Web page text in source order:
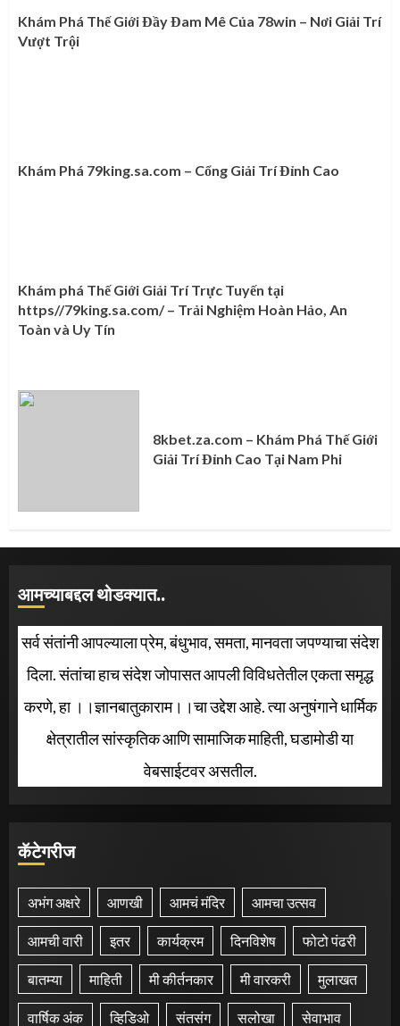
Khám Phá Thế Giới Đầy Đam Mê Của 78win – Nơi Giải Trí
Vượt Trội
Khám Phá 79king.sa.com – Cổng Giải Trí Đỉnh Cao
Khám phá Thế Giới Giải Trí Trực Tuyến tại
https//79king.sa.com/ – Trải Nghiệm Hoàn Hảo, An
Toàn và Uy Tín
8kbet.za.com – Khám Phá Thế Giới
Giải Trí Đỉnh Cao Tại Nam Phi
आमच्याबद्दल थोडक्यात..
सर्व संतांनी आपल्याला प्रेम, बंधुभाव, समता, मानवता जपण्याचा संदेश
दिला. संतांचा हाच संदेश जोपासत आपली विविधतेतील एकता समृद्ध
करणे, हा ।।ज्ञानबातुकाराम।।चा उद्देश आहे. त्या अनुषंगाने धार्मिक
क्षेत्रातील सांस्कृतिक आणि सामाजिक माहिती, घडामोडी या
वेबसाईटवर असतील.
कॅटेगरीज
अभंग अक्षरे आणखी आमचं मंदिर आमचा उत्सव
आमची वारी इतर कार्यक्रम दिनविशेष फोटो पंढरी
बातम्या माहिती मी कीर्तनकार मी वारकरी मुलाखत
वार्षिक अंक व्हिडिओ संतसंग सलोखा सेवाभाव